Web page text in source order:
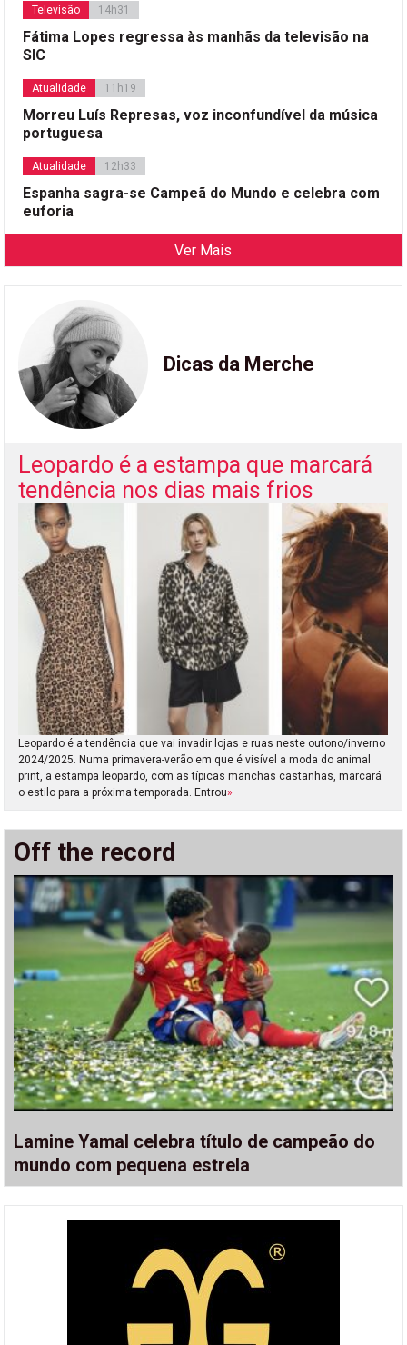
Televisão 14h31
Fátima Lopes regressa às manhãs da televisão na
SIC
Atualidade 11h19
Morreu Luís Represas, voz inconfundível da música
portuguesa
Atualidade 12h33
Espanha sagra-se Campeã do Mundo e celebra com
euforia
Ver Mais
Dicas da Merche
Leopardo é a estampa que marcará
tendência nos dias mais frios
Leopardo é a tendência que vai invadir lojas e ruas neste outono/inverno
2024/2025. Numa primavera-verão em que é visível a moda do animal
print, a estampa leopardo, com as típicas manchas castanhas, marcará
o estilo para a próxima temporada. Entrou»
Off the record
Lamine Yamal celebra título de campeão do
mundo com pequena estrela